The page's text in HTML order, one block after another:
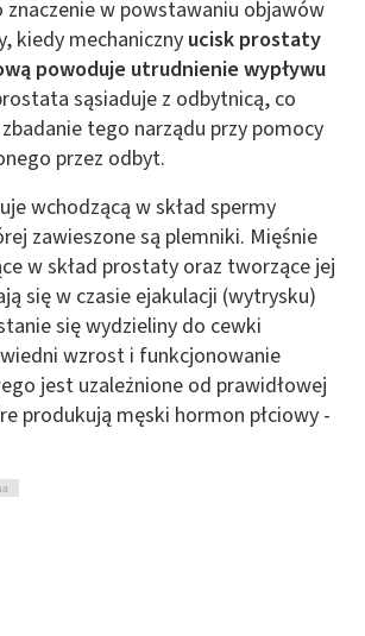
w powstawaniu objawów
kiedy mechaniczny ucisk prostaty
powoduje utrudnienie wypływu
sąsiaduje z odbytnicą, co
tego narządu przy pomocy
przez odbyt.
wchodzącą w skład spermy
zawieszone są plemniki. Mięśnie
w skład prostaty oraz tworzące jej
się w czasie ejakulacji (wytrysku)
się wydzieliny do cewki
wzrost i funkcjonowanie
jest uzależnione od prawidłowej
produkują męski hormon płciowy -